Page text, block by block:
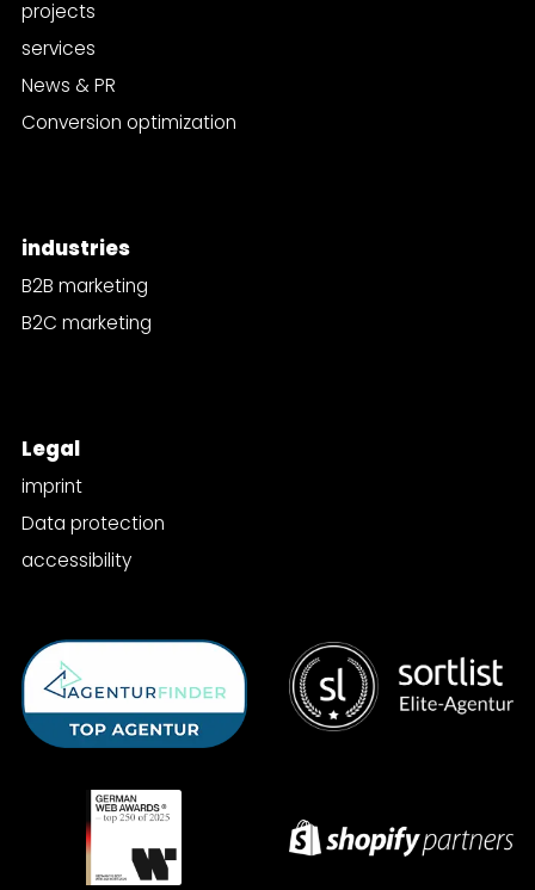
projects
services
News & PR
Conversion optimization
industries
B2B marketing
B2C marketing
Legal
imprint
Data protection
accessibility